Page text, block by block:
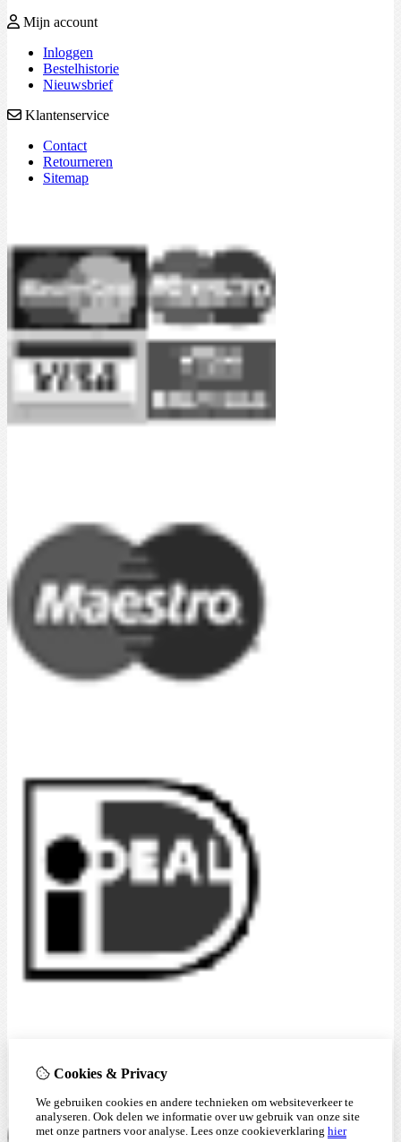
Mijn account
Inloggen
Bestelhistorie
Nieuwsbrief
Klantenservice
Contact
Retourneren
Sitemap
Cookies & Privacy
We gebruiken cookies en andere technieken om websiteverkeer te
analyseren. Ook delen we informatie over uw gebruik van onze site
met onze partners voor analyse. Lees onze cookieverklaring hier